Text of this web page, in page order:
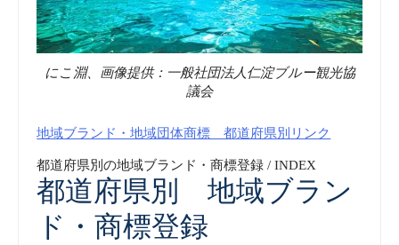
にこ淵、画像提供：一般社団法人仁淀ブルー観光協
議会
地域ブランド・地域団体商標 都道府県別リンク
都道府県別の地域ブランド・商標登録 / INDEX
都道府県別 地域ブラン
ド・商標登録